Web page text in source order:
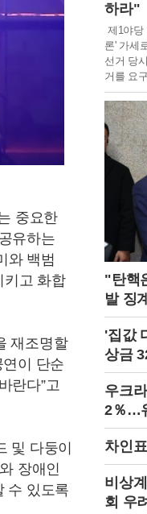
중요한
유하는
와 백범
키고 화합
재조명할
이 단순
란다”고
및 다둥이
장애인
수 있도록
하라"
제1야당
론' 가세
선거 당
거를 요
에 직접
착되었
열린 시
로 참석
개표'와 '
졌다.
결과 자
충격을
확률을
있다.
사전투
상이 나
기 힘든
기자들
해소가
이러한
의 외연
는 점에
비판과
내 인사
으나, 제
잡는 것
당 일각
거 패배
혼란을
다. 선거
"탄핵
발 징
'집값
상금
우크
2％…
차인
비상
회 우